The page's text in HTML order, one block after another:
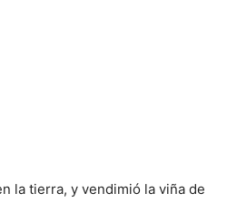
la tierra, y vendimió la viña de